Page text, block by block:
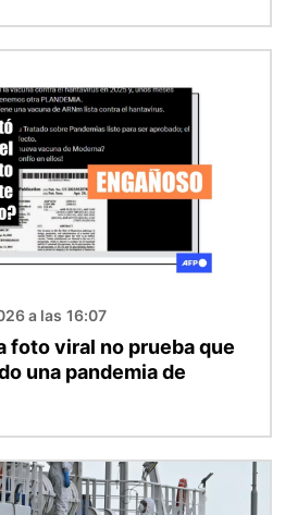
a las 16:07
foto viral no prueba que
una pandemia de